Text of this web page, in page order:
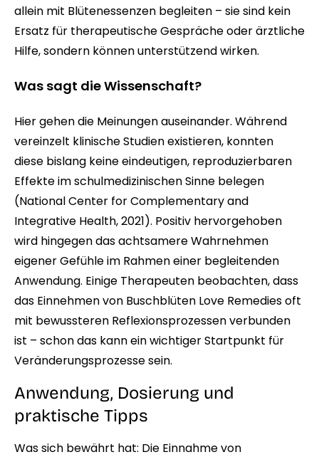
allein mit Blütenessenzen begleiten – sie sind kein
Ersatz für therapeutische Gespräche oder ärztliche
Hilfe, sondern können unterstützend wirken.
Was sagt die Wissenschaft?
Hier gehen die Meinungen auseinander. Während
vereinzelt klinische Studien existieren, konnten
diese bislang keine eindeutigen, reproduzierbaren
Effekte im schulmedizinischen Sinne belegen
(National Center for Complementary and
Integrative Health, 2021). Positiv hervorgehoben
wird hingegen das achtsamere Wahrnehmen
eigener Gefühle im Rahmen einer begleitenden
Anwendung. Einige Therapeuten beobachten, dass
das Einnehmen von Buschblüten Love Remedies oft
mit bewussteren Reflexionsprozessen verbunden
ist – schon das kann ein wichtiger Startpunkt für
Veränderungsprozesse sein.
Anwendung, Dosierung und
praktische Tipps
Was sich bewährt hat: Die Einnahme von